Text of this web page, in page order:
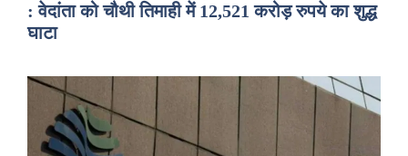
: वेदांता को चौथी तिमाही में 12,521 करोड़ रुपये का शुद्ध
घाटा